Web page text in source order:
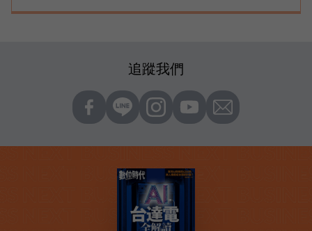
追蹤我們